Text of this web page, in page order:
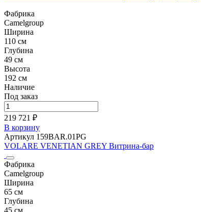
Фабрика
Camelgroup
Ширина
110 см
Глубина
49 см
Высота
192 см
Наличие
Под заказ
219 721 ₽
В корзину
Артикул 159BAR.01PG
VOLARE VENETIAN GREY Витрина-бар
Фабрика
Camelgroup
Ширина
65 см
Глубина
45 см